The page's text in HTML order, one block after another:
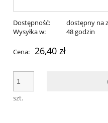
Dostępność:
dostępny na
Wysyłka w:
48 godzin
Cena: 26,40 zł
szt.